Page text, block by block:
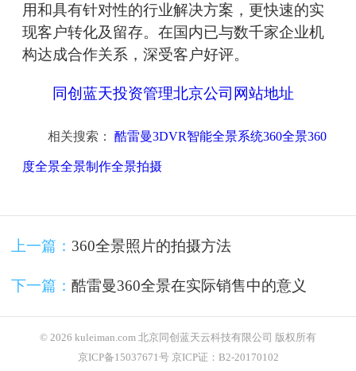
用和具有针对性的行业解决方案，更快速的实
现客户转化及留存。在国内已与数千家企业机
构达成合作关系，深受客户好评。
同创蓝天投资管理北京公司网站地址
相关搜索： 酷雷曼3DVR智能全景系统360全景360
度全景全景制作全景拍摄
上一篇： 360全景照片的拍摄方法
下一篇： 酷雷曼360全景在实际销售中的意义
© 2026 kuleiman.com 北京同创蓝天云科技有限公司 版权所有
京ICP备15037671号 京ICP证：B2-20170102